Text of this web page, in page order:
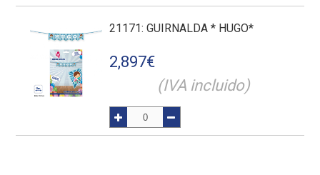
21171: GUIRNALDA * HUGO*
2,897€
(IVA incluido)